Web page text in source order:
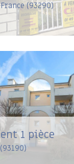
(93290)
1 pièce